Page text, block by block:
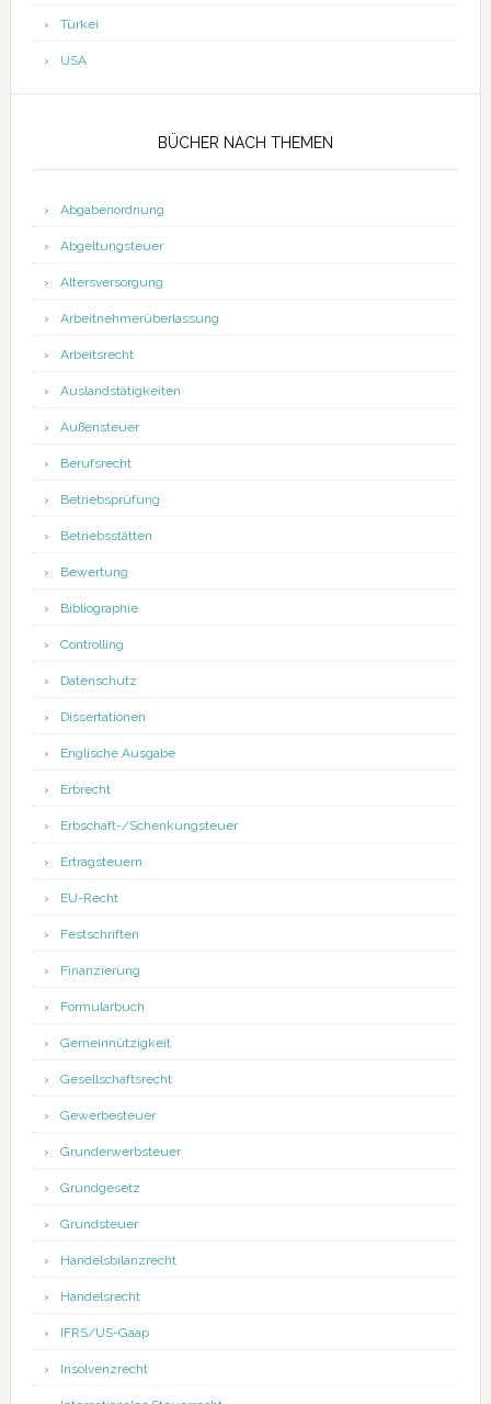
Türkei
USA
BÜCHER NACH THEMEN
Abgabenordnung
Abgeltungsteuer
Altersversorgung
Arbeitnehmerüberlassung
Arbeitsrecht
Auslandstätigkeiten
Außensteuer
Berufsrecht
Betriebsprüfung
Betriebsstätten
Bewertung
Bibliographie
Controlling
Datenschutz
Dissertationen
Englische Ausgabe
Erbrecht
Erbschaft-/Schenkungsteuer
Ertragsteuern
EU-Recht
Festschriften
Finanzierung
Formularbuch
Gemeinnützigkeit
Gesellschaftsrecht
Gewerbesteuer
Grunderwerbsteuer
Grundgesetz
Grundsteuer
Handelsbilanzrecht
Handelsrecht
IFRS/US-Gaap
Insolvenzrecht